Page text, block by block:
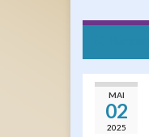
MAI
02
2025